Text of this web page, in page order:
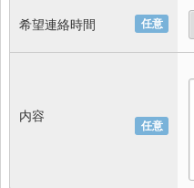
任意
希望連絡時間
任意
内容